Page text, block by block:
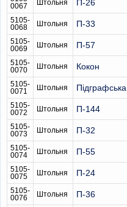
0067
Штольня П-26
5105-
0068
Штольня П-33
5105-
0069
Штольня П-57
5105-
0070
Штольня Кокон
5105-
0071
Штольня Підграфська
5105-
0072
Штольня П-144
5105-
0073
Штольня П-32
5105-
0074
Штольня П-55
5105-
0075
Штольня П-24
5105-
0076
Штольня П-36